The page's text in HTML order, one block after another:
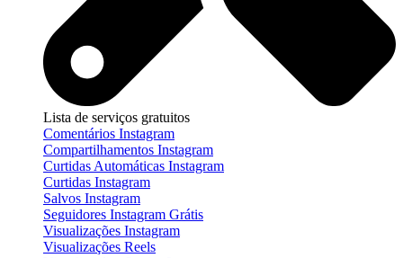
Lista de serviços gratuitos
Comentários Instagram
Compartilhamentos Instagram
Curtidas Automáticas Instagram
Curtidas Instagram
Salvos Instagram
Seguidores Instagram Grátis
Visualizações Instagram
Visualizações Reels